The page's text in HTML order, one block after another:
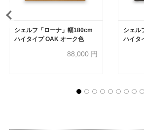
シェルフ「ローナ」幅180cm
ハイタイプ OAK オーク色
88,000 円
シェル